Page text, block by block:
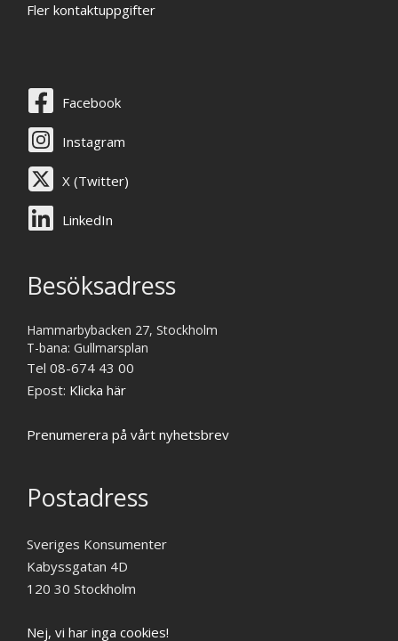
Fler kontaktuppgifter
Facebook
Instagram
X (Twitter)
LinkedIn
Besöksadress
Hammarbybacken 27, Stockholm
T-bana: Gullmarsplan
Tel 08-674 43 00
Epost: Klicka här
Prenumerera på vårt nyhetsbrev
Postadress
Sveriges Konsumenter
Kabyssgatan 4D
120 30 Stockholm
Nej, vi har inga cookies!